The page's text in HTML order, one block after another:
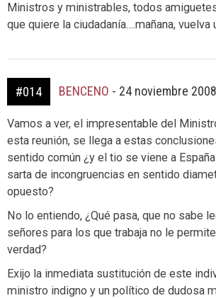
Ministros y ministrables, todos
que quiere la ciudadanía….mañana, vuelva
#014 BENCENO - 24 noviembre
Vamos a ver, el impresentable del
esta reunión, se llega a estas
sentido común ¿y el tio se viene a
sarta de incongruencias en sentido
opuesto?
No lo entiendo, ¿Qué pasa, que no sabe
señores para los que trabaja no le
verdad?
Exijo la inmediata sustitución de este
ministro indigno y un político de dudosa